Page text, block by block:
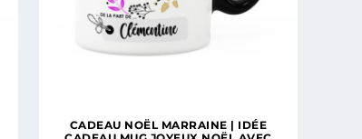
CADEAU NOËL MARRAINE | IDÉE